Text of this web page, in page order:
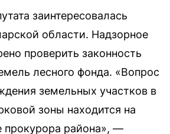
заинтересовалась
области. Надзорное
проверить законность
лесного фонда. «Вопрос
земельных участков в
зоны находится на
прокурора района», —